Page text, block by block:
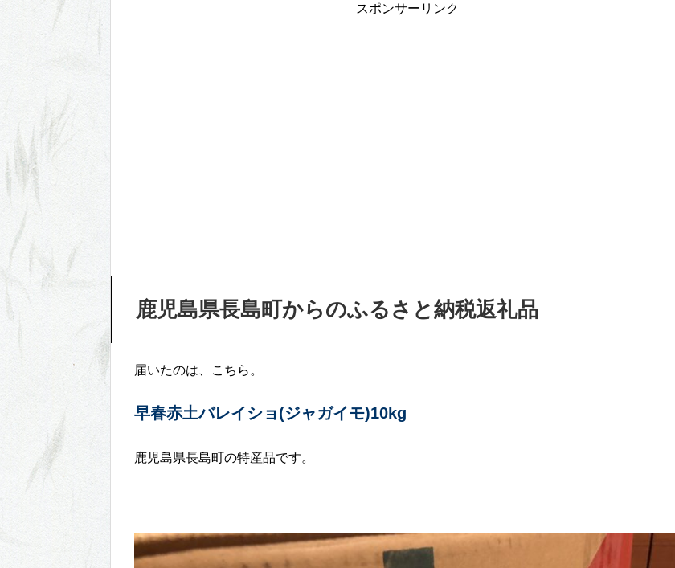
スポンサーリンク
鹿児島県長島町からのふるさと納税返礼品
届いたのは、こちら。
早春赤土バレイショ(ジャガイモ)10kg
鹿児島県長島町の特産品です。